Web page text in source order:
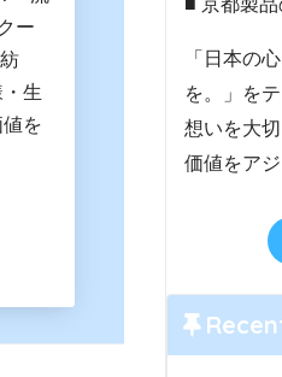
ー
生
を
「日本の
を。」を
想いを大
価値をア